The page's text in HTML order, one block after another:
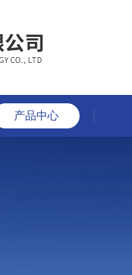
产品中心